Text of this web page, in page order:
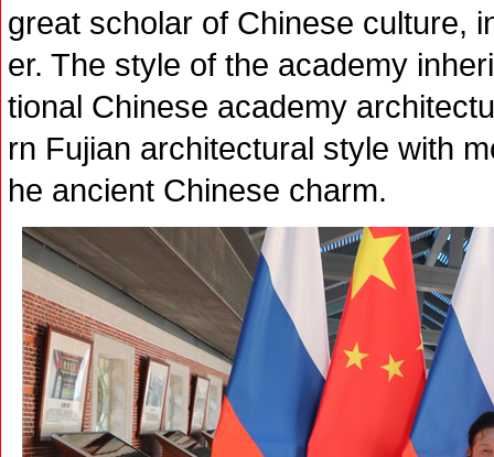
great scholar of Chinese culture,
er. The style of the academy
tional Chinese academy
rn Fujian architectural style with
he ancient Chinese charm.